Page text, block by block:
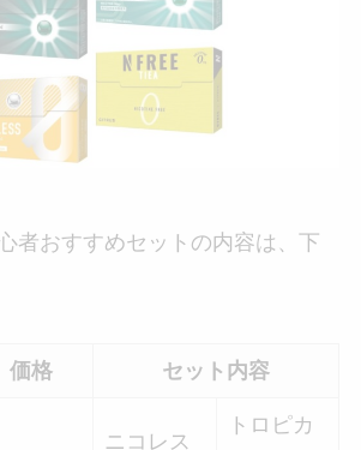
者おすすめセットの内容は、下
価格 セット内容
ニコレス
トロピカ